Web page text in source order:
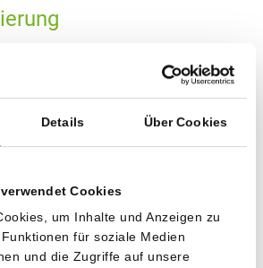
Details Über Cookies
Cookies
um Inhalte und Anzeigen zu
für soziale Medien
und die Zugriffe auf unsere
Warenhandling und
sind selbstverständlich. Die
erfolgt nach wegoptimierten
so eine kostengünstige und
überlassen wir nur